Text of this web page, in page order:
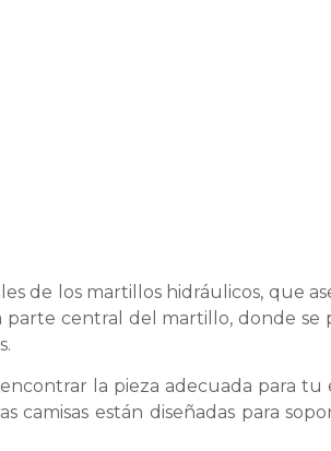
de los martillos hidráulicos, que
central del martillo, donde
la pieza adecuada para tu
camisas están diseñadas para